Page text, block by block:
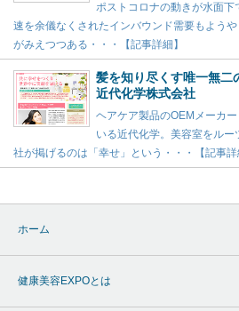
ポストコロナの動きが水面
速を余儀なくされたインバウンド需要もよう
がみえつつある・・・【記事詳細】
髪を知り尽くす唯一無二
近代化学株式会社
ヘアケア製品のOEMメーカ
いる近代化学。美容室をル
社が掲げるのは「幸せ」という・・・【記事詳
ホーム
健康美容EXPOとは